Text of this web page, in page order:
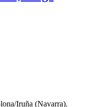
Iruña (Navarra).